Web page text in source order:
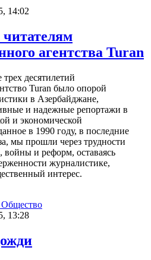
14:02
агентства Turan
десятилетий
Turan было опорой
в Азербайджане,
и надежные репортажи в
и экономической
в 1990 году, в последние
мы прошли через трудности
войны и реформ, оставаясь
журналистике,
интерес.
Общество
13:28